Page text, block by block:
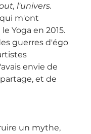
l'univers.
m'ont
Yoga en 2015.
guerres d'égo
envie de
et de
un mythe,